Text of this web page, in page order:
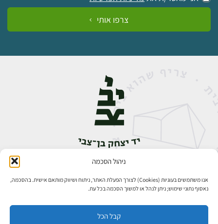
ניהול הסכמה
אנו משתמשים בעוגיות (Cookies) לצורך הפעלת האתר, ניתוח ושיווק מותאם אישית. בהסכמה,
נאסוף נתוני שימוש; ניתן לנהל או למשוך הסכמה בכל עת.
קבל הכל
צרפו אותי
אבן גבירול 14, רחביה, ירושלים